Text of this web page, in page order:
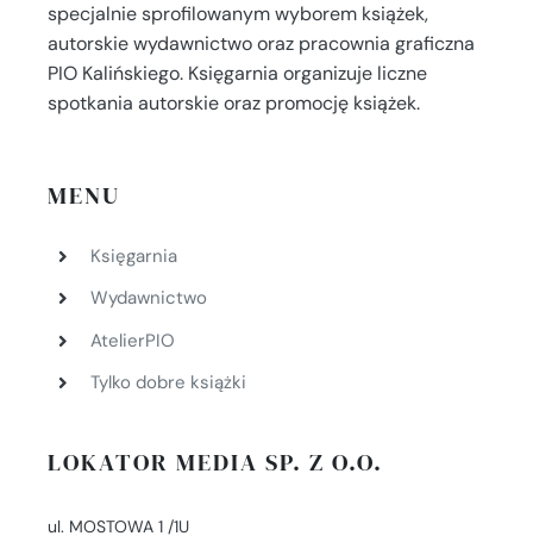
specjalnie sprofilowanym wyborem książek,
autorskie wydawnictwo oraz pracownia graficzna
PIO Kalińskiego. Księgarnia organizuje liczne
spotkania autorskie oraz promocję książek.
MENU
Księgarnia
Wydawnictwo
AtelierPIO
Tylko dobre książki
LOKATOR MEDIA SP. Z O.O.
ul. MOSTOWA 1 /1U